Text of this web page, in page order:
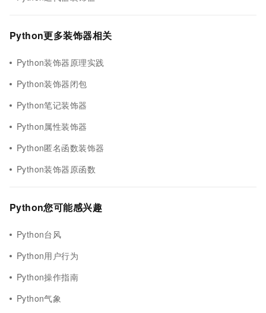
Python更多装饰器相关
Python装饰器原理实践
Python装饰器闭包
Python笔记装饰器
Python属性装饰器
Python匿名函数装饰器
Python装饰器原函数
Python您可能感兴趣
Python台风
Python用户行为
Python操作指南
Python气象